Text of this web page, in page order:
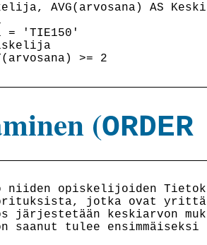
AVG(arvosana) AS
= 'TIE150'
>= 2
(
niiden opiskelijoiden
jotka ovat
järjestetään keskiarvon
saanut tulee